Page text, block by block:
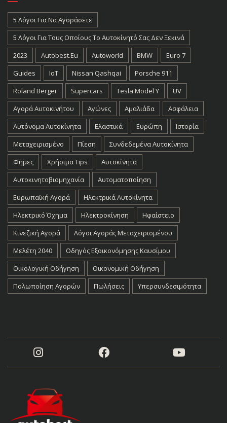
5 Λόγοι Για Να Αγοράσετε
5 Λόγοι Για Τους Οποίους Το Αυτοκίνητό Σας Δεν Ξεκινά
2023
Autobest.eu Autoworld BMW
Euro 7
Guides
IoT Nissan Qashqai
Porsche 911
Roland Berger
Supercars Tesla Model Y
UV
Αγορά Αυτοκινήτου
Αγώνες Αμαλιάδα
Ασφάλεια
Αυτόνομα Αυτοκίνητα
Ελαστικά Ευρώπη
Ιστορία
Μεταχειρισμένο
Πίεση
Συνδεδεμένα Αυτοκίνητα
Φήμες
Χρήσιμα Tips
Αυτοκίνητα
Αυτοκινητοβιομηχανία
Αυτοματοποίηση
Ευρωπαϊκή Αγορά
Ηλεκτρικά Αυτοκίνητα
Ηλεκτρικό Όχημα
Ηλεκτροκίνηση
Ηφαίστειο
Κινεζική Αγορά
Λόγοι Αγοράς Μεταχειρισμένου
Μελέτη 2040
Οδηγός Εξοικονόμησης Καυσίμου
Οικολογική Οδήγηση
Οικονομική Οδήγηση
Πολωποίηση Αγορών
Πωλήσεις Υπερσυνδεσιμότητα